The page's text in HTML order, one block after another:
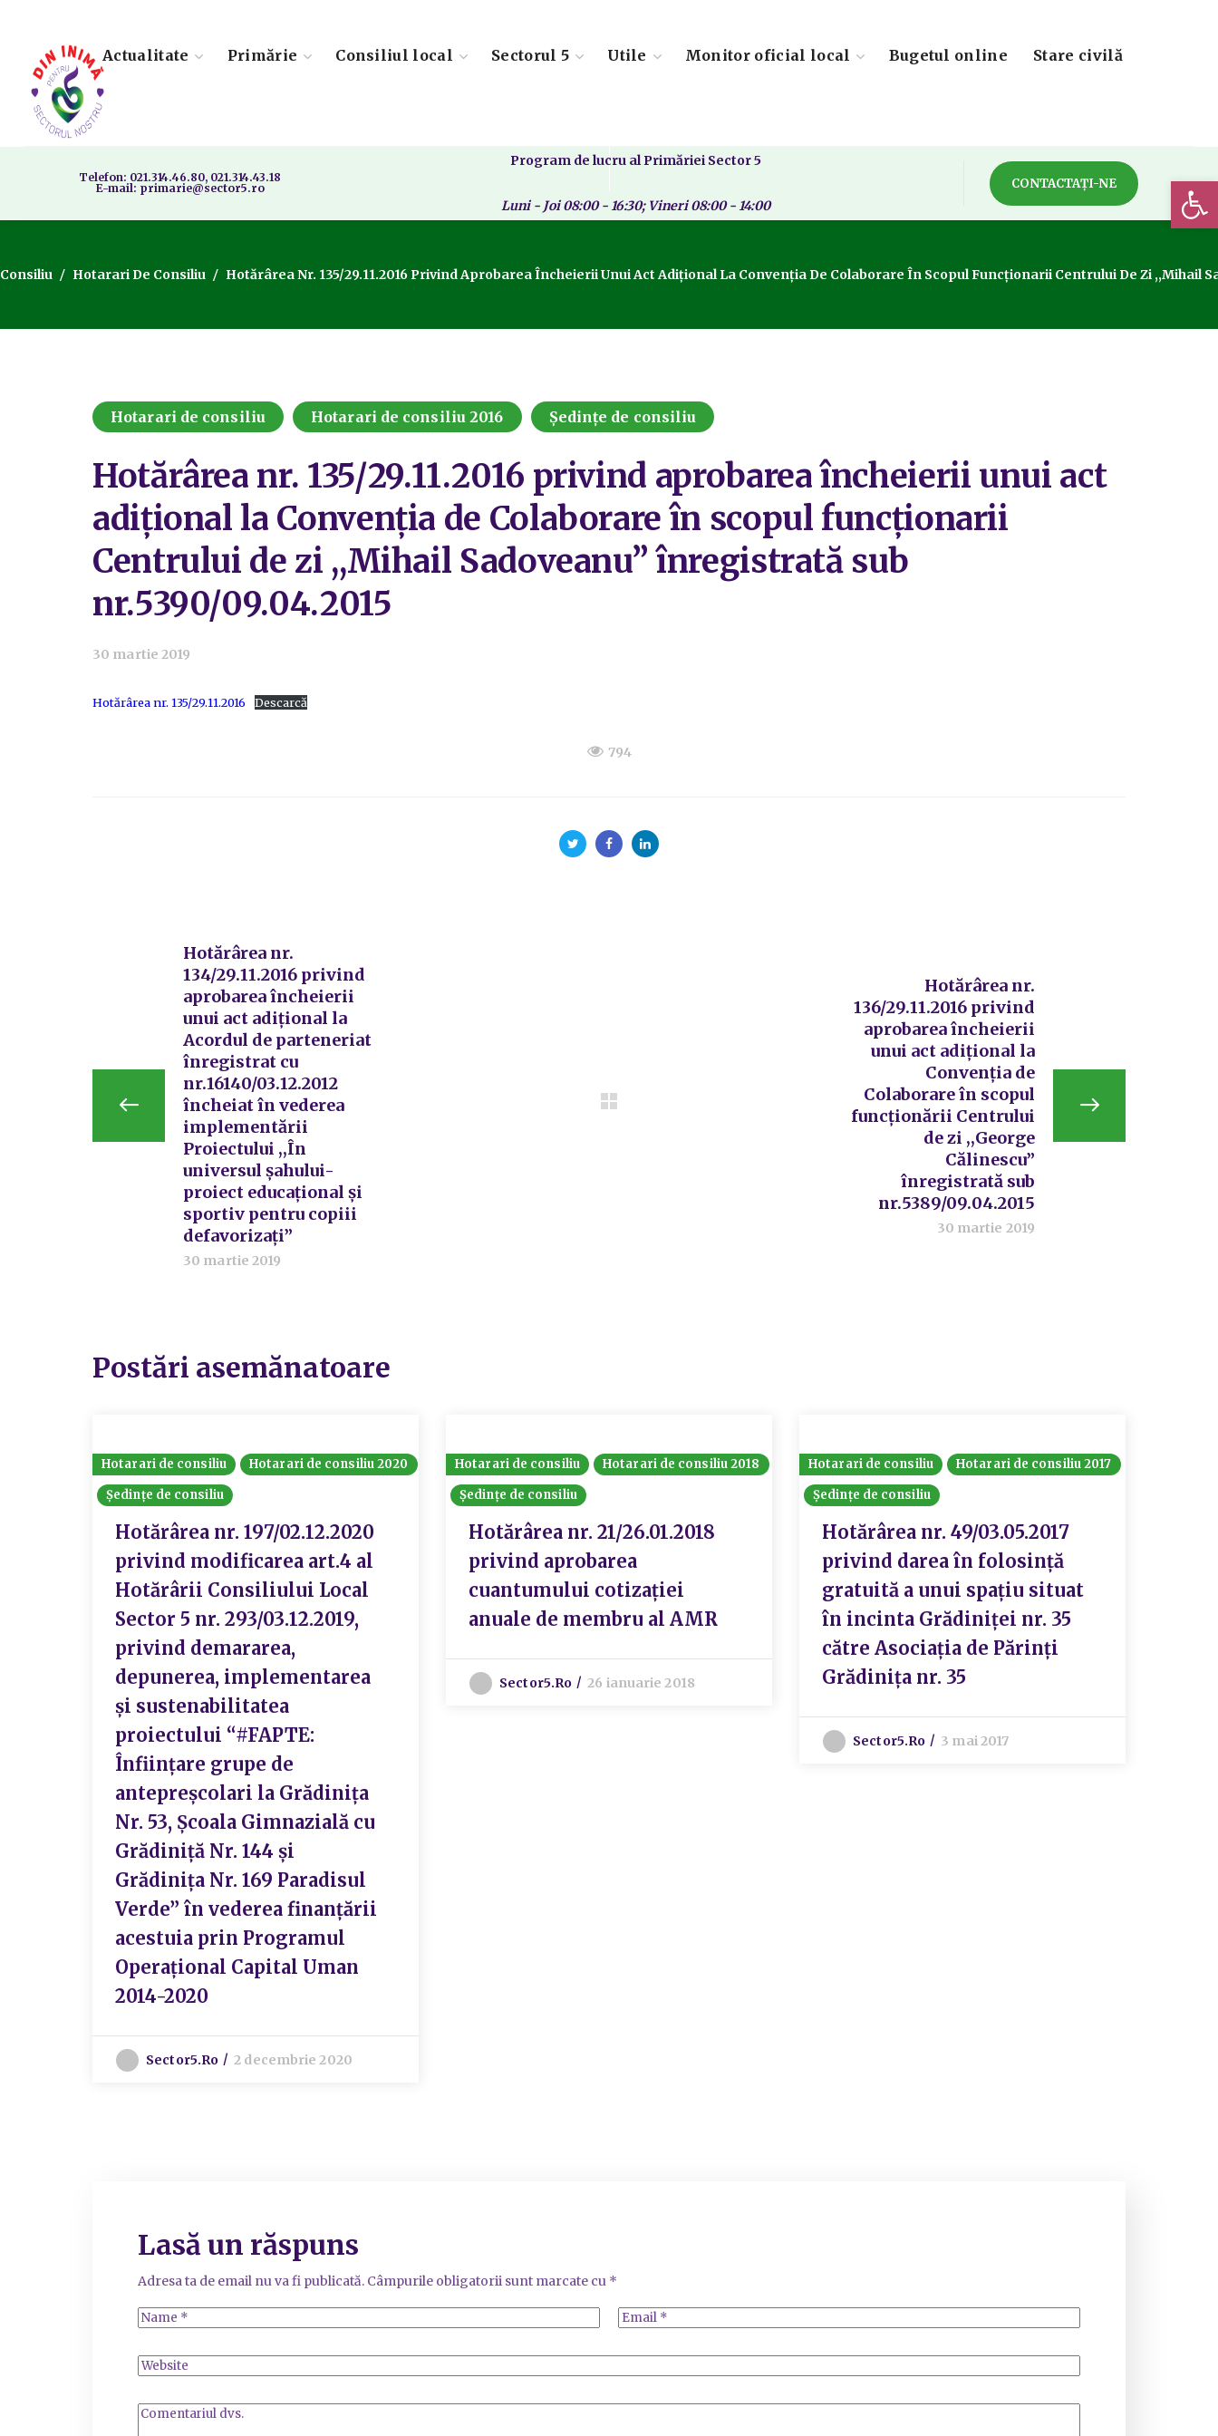
Actualitate Primărie Consiliul local Sectorul 5 Utile Monitor oficial local Bugetul online Stare civilă
Telefon: 021.314.46.80, 021.314.43.18
E-mail: primarie@sector5.ro
Program de lucru al Primăriei Sector 5
Luni - Joi 08:00 - 16:30; Vineri 08:00 - 14:00
CONTACTAȚI-NE
Hotarari De Consiliu Hotărârea Nr. 135/29.11.2016 Privind Aprobarea Încheierii Unui Act Adiţional La Convenţia De Colaborare În Scopul Funcţionarii Centrului De Zi ,,Mihail
Hotarari de consiliu Hotarari de consiliu 2016 Ședințe de consiliu
Hotărârea nr. 135/29.11.2016 privind aprobarea încheierii unui act
adiţional la Convenţia de Colaborare în scopul funcţionarii
Centrului de zi ,,Mihail Sadoveanu” înregistrată sub
nr.5390/09.04.2015
30 martie 2019
Hotărârea nr. 135/29.11.2016 Descarcă
794
Hotărârea nr.
134/29.11.2016 privind
aprobarea încheierii
unui act adiţional la
Acordul de parteneriat
înregistrat cu
nr.16140/03.12.2012
încheiat în vederea
implementării
Proiectului ,,În
universul şahului-
proiect educaţional şi
sportiv pentru copiii
defavorizaţi”
30 martie 2019
Hotărârea nr.
136/29.11.2016 privind
aprobarea încheierii
unui act adiţional la
Convenţia de
Colaborare în scopul
funcţionării Centrului
de zi ,,George
Călinescu”
înregistrată sub
nr.5389/09.04.2015
30 martie 2019
Postări asemănatoare
Hotarari de consiliu
Hotarari de consiliu 2020
Ședințe de consiliu
Hotărârea nr. 197/02.12.2020
privind modificarea art.4 al
Hotărârii Consiliului Local
Sector 5 nr. 293/03.12.2019,
privind demararea,
depunerea, implementarea
și sustenabilitatea
proiectului “#FAPTE:
Înființare grupe de
antepreșcolari la Grădinița
Nr. 53, Școala Gimnazială cu
Grădiniță Nr. 144 și
Grădinița Nr. 169 Paradisul
Verde” în vederea finanțării
acestuia prin Programul
Operațional Capital Uman
2014-2020
Sector5.ro 2 decembrie 2020
Hotarari de consiliu
Hotarari de consiliu 2018
Ședințe de consiliu
Hotărârea nr. 21/26.01.2018
privind aprobarea
cuantumului cotizației
anuale de membru al AMR
Sector5.ro 26 ianuarie 2018
Hotarari de consiliu
Hotarari de consiliu 2017
Ședințe de consiliu
Hotărârea nr. 49/03.05.2017
privind darea în folosință
gratuită a unui spațiu situat
în incinta Grădiniței nr. 35
către Asociația de Părinți
Grădinița nr. 35
Sector5.ro 3 mai 2017
Lasă un răspuns
Adresa ta de email nu va fi publicată. Câmpurile obligatorii sunt marcate cu *